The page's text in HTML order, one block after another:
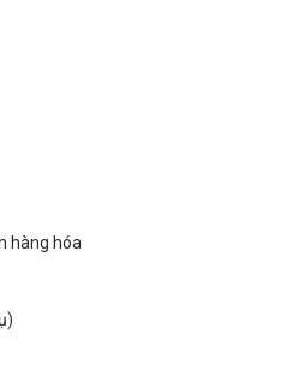
hàng hóa
)